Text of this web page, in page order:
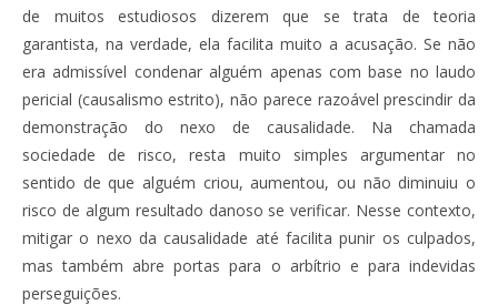
de muitos estudiosos dizerem que se trata de teoria
garantista, na verdade, ela facilita muito a acusação. Se não
era admissível condenar alguém apenas com base no laudo
pericial (causalismo estrito), não parece razoável prescindir da
demonstração do nexo de causalidade. Na chamada
sociedade de risco, resta muito simples argumentar no
sentido de que alguém criou, aumentou, ou não diminuiu o
risco de algum resultado danoso se verificar. Nesse contexto,
mitigar o nexo da causalidade até facilita punir os culpados,
mas também abre portas para o arbítrio e para indevidas
perseguições.